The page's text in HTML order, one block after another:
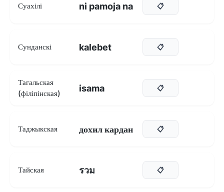
Суахілі ni pamoja na 📋
Сунданскі kalebet 📋
Тагальская
(філіпінская)
isama 📋
Таджыкская дохил кардан 📋
Тайская รวม 📋